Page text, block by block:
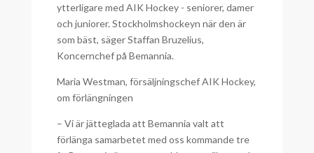
ytterligare med AIK Hockey - seniorer, damer
och juniorer. Stockholmshockeyn när den är
som bäst, säger Staffan Bruzelius,
Koncernchef på Bemannia.
Maria Westman, försäljningschef AIK Hockey,
om förlängningen
– Vi är jätteglada att Bemannia valt att
förlänga samarbetet med oss kommande tre